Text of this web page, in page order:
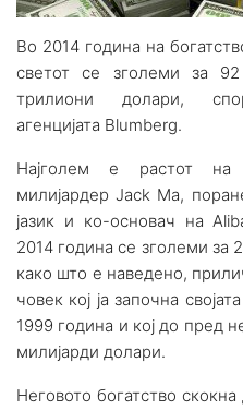
Во 2014 година на
светот се зголеми за
трилиони долари,
агенцијата Blumberg.
Најголем е растот на
милијардер Jack Ma,
јазик и ко-основач на
2014 година се зголеми за
како што е наведено,
човек кој ја започна
1999 година и кој до пред
милијарди долари.
Неговото богатство